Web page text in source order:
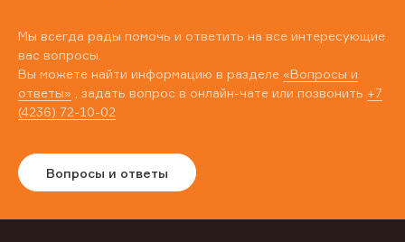
Мы всегда рады помочь и ответить на все интересующие
вас вопросы.
Вы можете найти информацию в разделе «Вопросы и
ответы» , задать вопрос в онлайн-чате или позвонить +7
(4236) 72-10-02
Вопросы и ответы